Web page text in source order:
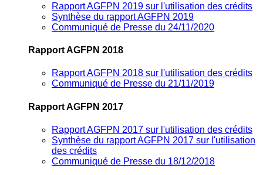
Rapport AGFPN 2019 sur l'utilisation des crédits
Synthèse du rapport AGFPN 2019
Communiqué de Presse du 24/11/2020
Rapport AGFPN 2018
Rapport AGFPN 2018 sur l'utilisation des crédits
Communiqué de Presse du 21/11/2019
Rapport AGFPN 2017
Rapport AGFPN 2017 sur l'utilisation des crédits
Synthèse du rapport AGFPN 2017 sur l'utilisation
des crédits
Communiqué de Presse du 18/12/2018